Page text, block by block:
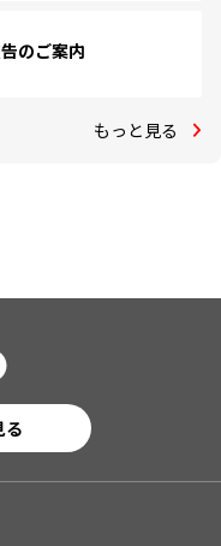
のご案内
もっと見る
る